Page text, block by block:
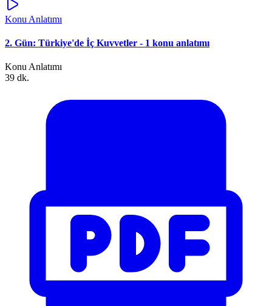
Konu Anlatımı
2. Gün: Türkiye'de İç Kuvvetler - 1 konu anlatımı
Konu Anlatımı
39 dk.